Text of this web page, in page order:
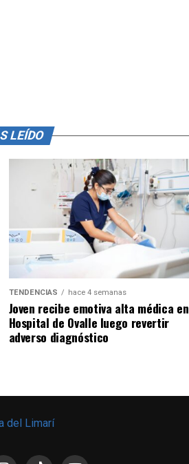
LEÍDO
TENDENCIAS hace 4 semanas
Joven recibe emotiva alta médica en
Hospital de Ovalle luego revertir
adverso diagnóstico